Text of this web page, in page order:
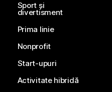
Sport și
divertisment
Prima linie
Nonprofit
Start-upuri
Activitate hibridă